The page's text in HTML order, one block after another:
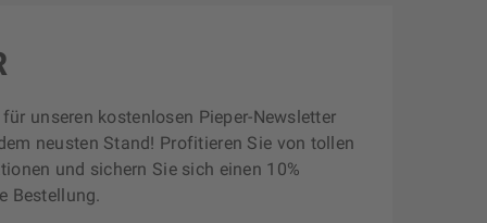
unseren kostenlosen Pieper-Newsletter
neusten Stand! Profitieren Sie von tollen
und sichern Sie sich einen 10%
Bestellung.